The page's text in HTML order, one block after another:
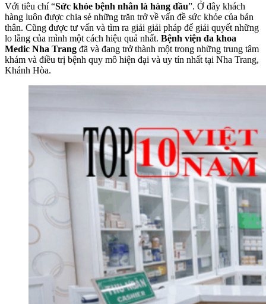
Với tiêu chí “Sức khỏe bệnh nhân là hàng đầu”. Ở đây khách
hàng luôn được chia sẻ những trăn trở về vấn đề sức khỏe của bản
thân. Cũng được tư vấn và tìm ra giải giải pháp để giải quyết những
lo lắng của mình một cách hiệu quả nhất. Bệnh viện đa khoa
Medic Nha Trang đã và đang trở thành một trong những trung tâm
khám và điều trị bệnh quy mô hiện đại và uy tín nhất tại Nha Trang,
Khánh Hòa.